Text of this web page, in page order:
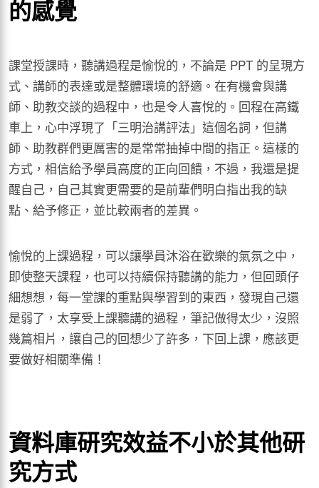
的感覺
課堂授課時，聽講過程是愉悅的，不論是 PPT 的呈現方
式、講師的表達或是整體環境的舒適。在有機會與講
師、助教交談的過程中，也是令人喜悅的。回程在高鐵
車上，心中浮現了「三明治講評法」這個名詞，但講
師、助教群們更厲害的是常常抽掉中間的指正。這樣的
方式，相信給予學員高度的正向回饋，不過，我還是提
醒自己，自己其實更需要的是前輩們明白指出我的缺
點、給予修正，並比較兩者的差異。
愉悅的上課過程，可以讓學員沐浴在歡樂的氣氛之中，
即使整天課程，也可以持續保持聽講的能力，但回頭仔
細想想，每一堂課的重點與學習到的東西，發現自己還
是弱了，太享受上課聽講的過程，筆記做得太少，沒照
幾篇相片，讓自己的回想少了許多，下回上課，應該更
要做好相關準備！
資料庫研究效益不小於其他研
究方式